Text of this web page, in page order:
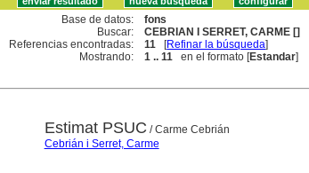
Base de datos:
fons
Buscar:
CEBRIAN I SERRET, CARME []
Referencias encontradas:
11 [Refinar la búsqueda]
Mostrando:
1 .. 11 en el formato [Estandar]
Estimat PSUC / Carme Cebrián
Cebrián i Serret, Carme